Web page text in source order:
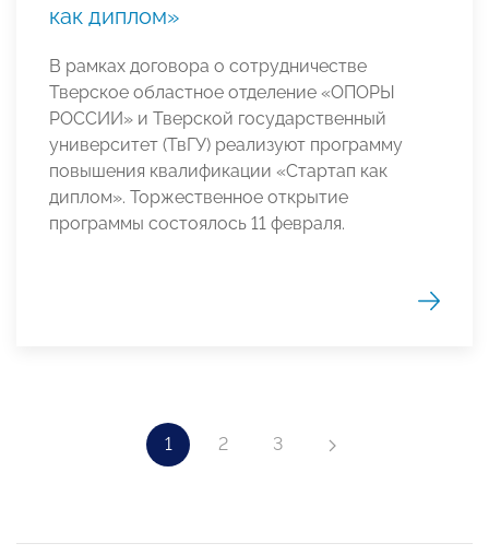
как диплом»
В рамках договора о сотрудничестве
Тверское областное отделение «ОПОРЫ
РОССИИ» и Тверской государственный
университет (ТвГУ) реализуют программу
повышения квалификации «Стартап как
диплом». Торжественное открытие
программы состоялось 11 февраля.
1 2 3